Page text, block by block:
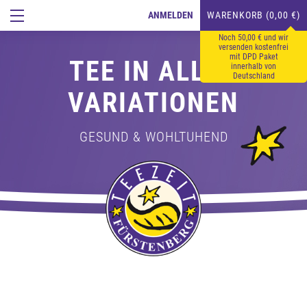
ANMELDEN WARENKORB (0,00 €)
Noch 50,00 € und wir
versenden kostenfrei
mit DPD Paket
innerhalb von
Deutschland
TEE IN ALLEN
VARIATIONEN
GESUND & WOHLTUHEND